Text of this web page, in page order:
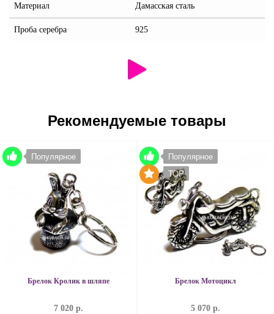
Материал Дамасская сталь
Проба серебра 925
Рекомендуемые товары
Популярное
Брелок Кролик в шляпе
7 020 р.
Популярное
TOP
Брелок Мотоцикл
5 070 р.